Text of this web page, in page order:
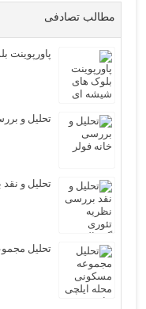
مطالب تصادفی
پاورپوینت
تحلیل و
تحلیل و
تحلیل